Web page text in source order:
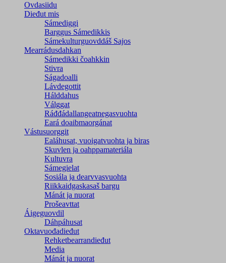
Ovdasiidu
Dieđut mis
Sámediggi
Barggus Sámedikkis
Sámekulturguovddáš Sajos
Mearrádusdahkan
Sámedikki čoahkkin
Stivra
Ságadoalli
Lávdegottit
Hálddahus
Válggat
Ráđđádallangeatnegas­vuohta
Eará doaibmaorgánat
Vástusuorggit
Ealáhusat, vuoigatvuohta ja biras
Skuvlen ja oahppamateriála
Kultuvra
Sámegielat
Sosiála ja dearvvasvuohta
Riikkaidgaskasaš bargu
Mánát ja nuorat
Prošeavttat
Áigeguovdil
Dáhpáhusat
Oktavuođadieđut
Rehketbearrandieđut
Media
Mánát ja nuorat